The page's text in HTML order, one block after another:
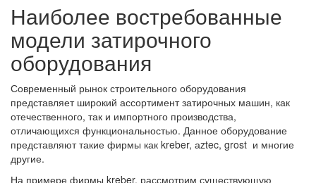
Наиболее востребованные
модели затирочного
оборудования
Современный рынок строительного оборудования
представляет широкий ассортимент затирочных машин, как
отечественного, так и импортного производства,
отличающихся функциональностью. Данное оборудование
представляют такие фирмы как kreber, аztec, grost и многие
другие.
На примере фирмы kreber, рассмотрим существующую